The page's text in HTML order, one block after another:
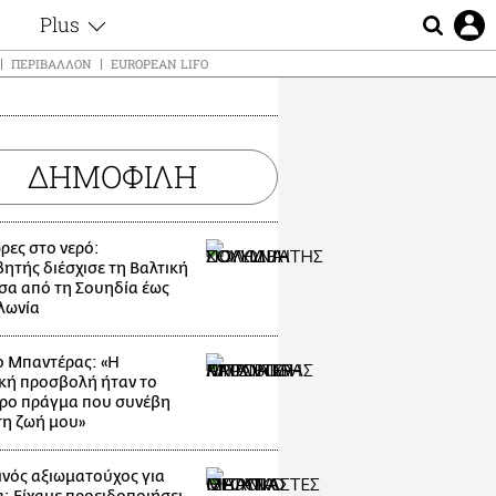
Plus
Θέματα
Videos
Αφιερώματα
Ζώδια
Εξομολογήσεις
Οι Αθηναίοι
Απώλειες
ΠΕΡΙΒΆΛΛΟΝ EUROPEAN LIFO
ΔΗΜΟΦΙΛΗ
στο νερό:
διέσχισε τη Βαλτική
από τη Σουηδία έως
Μπαντέρας: «Η
προσβολή ήταν το
πράγμα που συνέβη
ζωή μου»
αξιωματούχος για